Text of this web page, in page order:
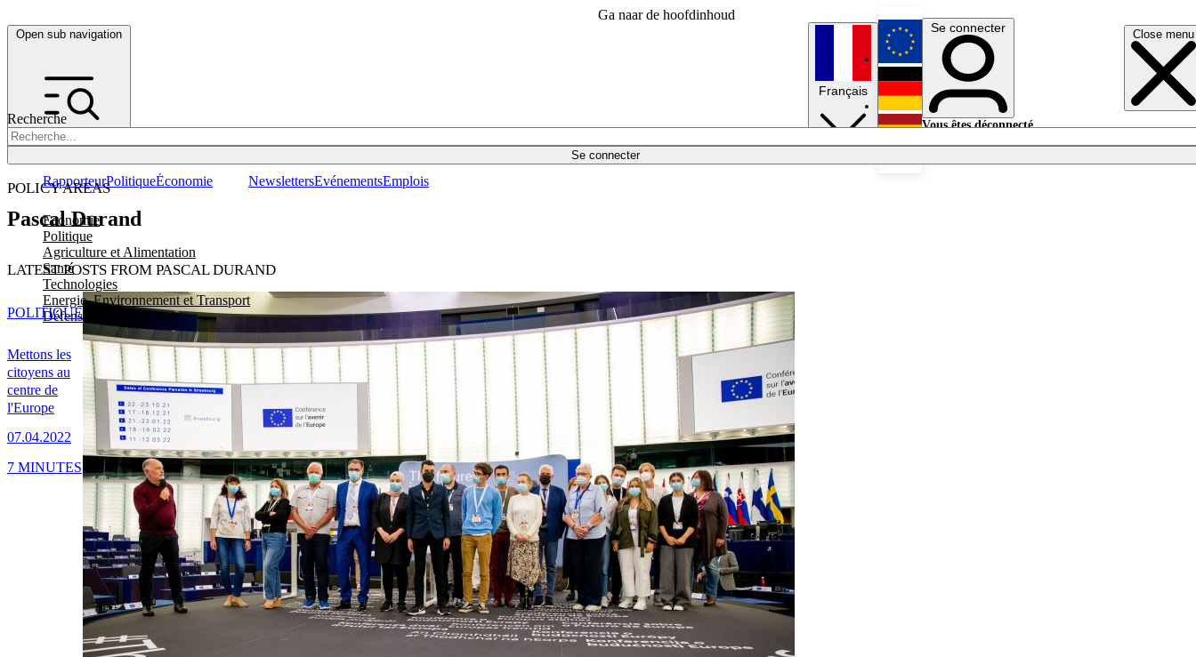
Ga naar de hoofdinhoud
Open sub navigation Close menu
Recherche
Se connecter
POLICY AREAS
Economie
Politique
Agriculture et Alimentation
Santé
Technologies
Energie, Environnement et Transport
Défense
RapporteurPolitiqueÉconomie NewslettersEvénementsEmplois
Français
English
Deutsch
Se connecter
Vous êtes déconnecté.
Pascal Durand
LATEST POSTS FROM PASCAL DURAND
Mettons les
citoyens au
centre de
l'Europe
07.04.2022
POLITIQUE
7 MINUTES